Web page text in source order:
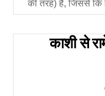
की तरह) है, जिससे कि
काशी से